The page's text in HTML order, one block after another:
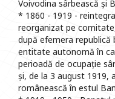
Voivodina sârbească și
* 1860 - 1919 -
reorganizat pe
după efemera
entitate autonomă în
perioadă de ocupație
și, de la 3 august
românească în estul